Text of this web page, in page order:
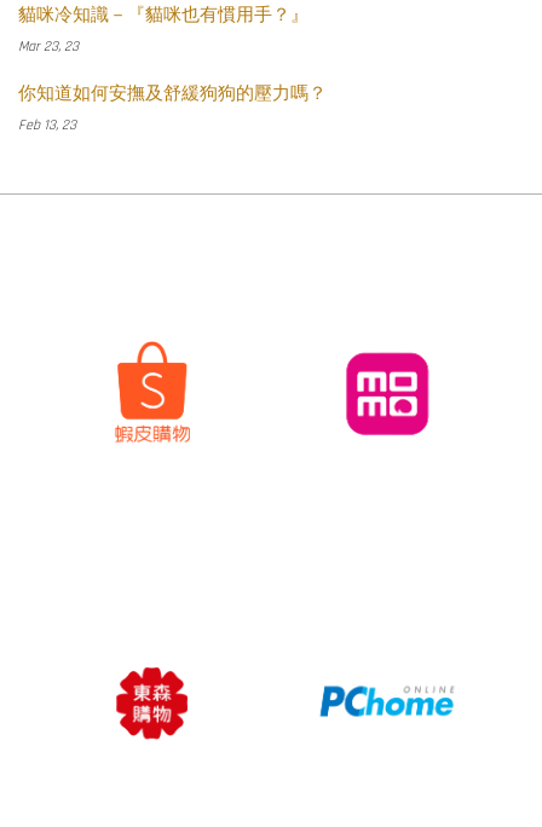
貓咪冷知識－『貓咪也有慣用手？』
Mar 23, 23
你知道如何安撫及舒緩狗狗的壓力嗎？
Feb 13, 23